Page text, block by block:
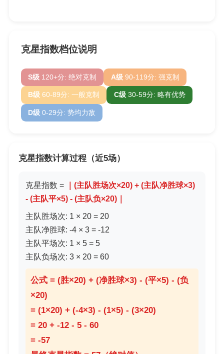
克星指数档位说明
S级 120+分: 绝对克制 A级90-119分: 强克制
B级 60-89分: 一般克制 C级30-59分: 略有优势
D级 0-29分: 势均力敌
克星指数计算过程（近5场）
克星指数 =
｜(主队胜场次×20) + (主队净胜球×3)
- (主队平×5) - (主队负×20)｜
主队胜场次: 1 × 20 = 20
主队净胜球: -4 × 3 = -12
主队平场次: 1 × 5 = 5
主队负场次: 3 × 20 = 60
公式 = (胜×20) + (净胜球×3) - (平×5) - (负
×20)
= (1×20) + (-4×3) - (1×5) - (3×20)
= 20 + -12 - 5 - 60
= -57